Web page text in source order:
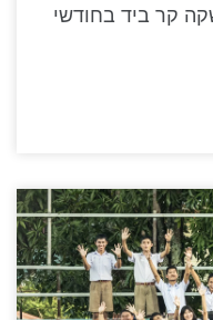
קר ביד בחודשי